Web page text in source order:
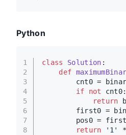
Python
1
2
3
4
5
6
7
8
class Solution :
def
cnt0 =
if
not cnt0:
return
first0 =
pos0 =
return
'1'